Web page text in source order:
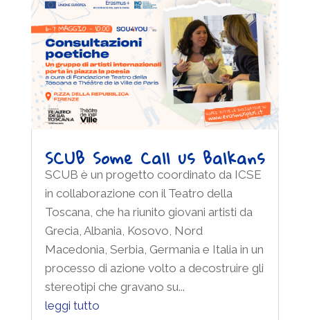
SCUB Some Call us Balkans
SCUB è un progetto coordinato da ICSE
in collaborazione con il Teatro della
Toscana, che ha riunito giovani artisti da
Grecia, Albania, Kosovo, Nord
Macedonia, Serbia, Germania e Italia in un
processo di azione volto a decostruire gli
stereotipi che gravano su...
leggi tutto